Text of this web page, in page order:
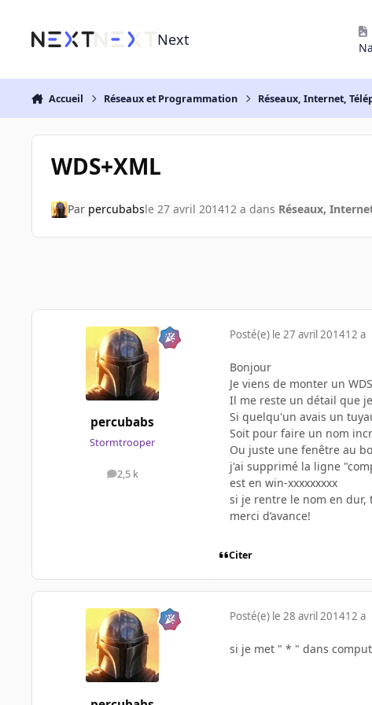
Next
Accueil Réseaux et Programmation Réseaux, Internet,
WDS+XML
Par percubabsle 27 avril 201412 a dans Réseaux,
percubabs
Stormtrooper
2,5 k
messages
Posté(e) le 27 avril 201412 a
Bonjour
Je viens de monter un
Il me reste un détail que
Si quelqu'un avais un
Soit pour faire un nom
Ou juste une fenêtre au
j'ai supprimé la ligne
est en win-xxxxxxxxx
si je rentre le nom en dur,
merci d’avance!
Citer
Posté(e) le 28 avril 201412 a
si je met " * " dans